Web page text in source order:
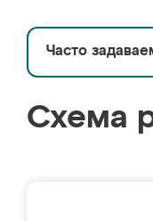
Часто
Схема